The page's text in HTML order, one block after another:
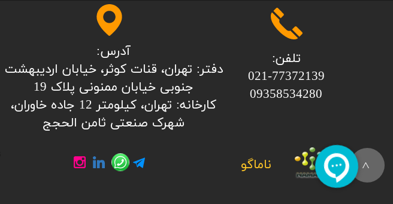
ناماگو >
تلفن:
​​​​​​​021-77372139
​​​​​​​09358534280
آدرس:
​​​​​​​​دفتر: تهران، قنات کوثر، خیابان اردیبهشت
جنوبی خیابان ممنونی پلاک 19
کارخانه: تهران، کیلومتر 12 جاده خاوران،
شهرک صنعتی ثامن الحجج